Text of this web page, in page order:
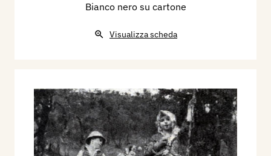
Bianco nero su cartone
Visualizza scheda